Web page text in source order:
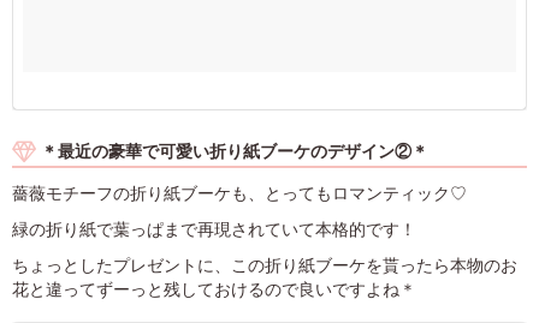
＊最近の豪華で可愛い折り紙ブーケのデザイン②＊
薔薇モチーフの折り紙ブーケも、とってもロマンティック♡
緑の折り紙で葉っぱまで再現されていて本格的です！
ちょっとしたプレゼントに、この折り紙ブーケを貰ったら本物のお
花と違ってずーっと残しておけるので良いですよね＊